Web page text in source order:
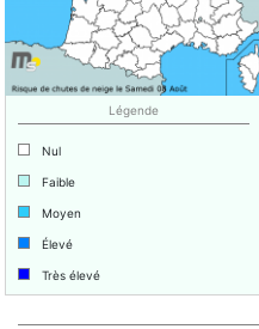
Légende
Nul
Faible
Moyen
Élevé
Très élevé